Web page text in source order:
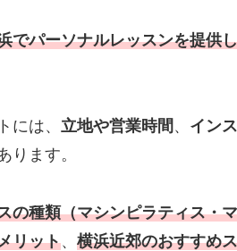
でパーソナルレッスンを提供
には、 立地や営業時間 、 イン
ります。
の種類（マシンピラティス・
リット、 横浜近郊のおすすめ